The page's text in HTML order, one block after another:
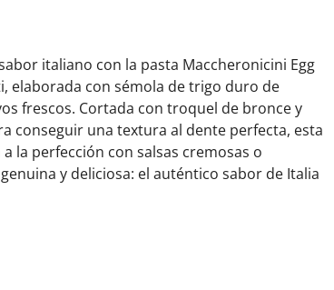
italiano con la pasta Maccheronicini Egg
elaborada con sémola de trigo duro de
frescos. Cortada con troquel de bronce y
conseguir una textura al dente perfecta, esta
la perfección con salsas cremosas o
y deliciosa: el auténtico sabor de Italia